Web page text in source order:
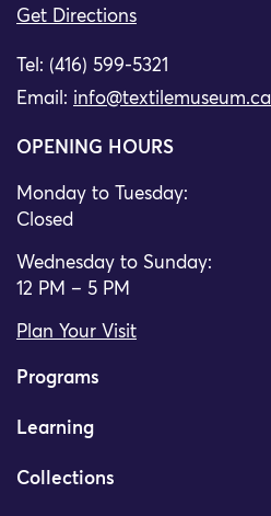
Get Directions
Tel: (416) 599-5321
Email: info@textilemuseum.ca
OPENING HOURS
Monday to Tuesday:
Closed
Wednesday to Sunday:
12 PM – 5 PM
Plan Your Visit
Programs
Learning
Collections